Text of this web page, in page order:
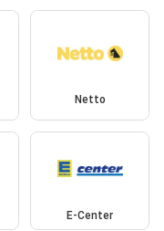
Netto
E-Center